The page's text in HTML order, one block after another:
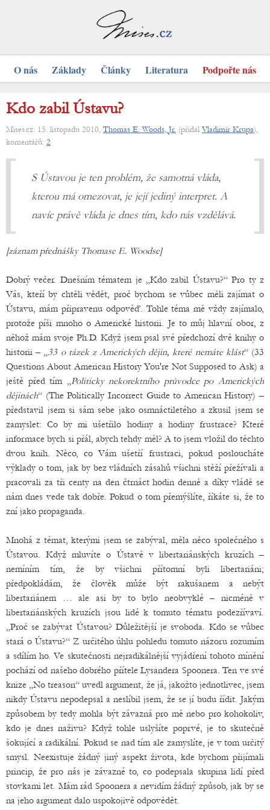
O nás Základy Články Literatura Podpořte nás
Kdo zabil Ústavu?
Mises.cz: 15. listopadu 2010, Thomas E. Woods, Jr. (přidal Vladimír Krupa),
komentářů: 2
S Ústavou je ten problém, že samotná vláda,
kterou má omezovat, je její jediný interpret. A
navíc právě vláda je dnes tím, kdo nás vzdělává.
[záznam přednášky Thomase E. Woodse]
Dobrý večer. Dnešním tématem je „Kdo zabil Ústavu?“ Pro ty z
Vás, kteří by chtěli vědět, proč bychom se vůbec měli zajímat o
Ústavu, mám připravenu odpověď. Tohle téma mě vždy zajímalo,
protože píši mnoho o Americké historii. Je to můj hlavní obor, z
něhož mám svoje Ph.D. Když jsem psal své předchozí dvě knihy o
historii – „33 o tázek z Amerických dějin, které nemáte klást“ (33
Questions About American History You're Not Supposed to Ask) a
ještě před tím „Politicky nekorektního průvodce po Amerických
dějinách“ (The Politically Incorrect Guide to American History) –
představil jsem si sám sebe jako osmnáctiletého a zkusil jsem se
zamyslet: Co by mi ušetřilo hodiny a hodiny frustrace? Které
informace bych si přál, abych tehdy měl? A to jsem vložil do těchto
dvou knih. Něco, co Vám ušetří frustraci, pokud posloucháte
výklady o tom, jak by bez vládních zásahů všichni stěží přežívali a
pracovali za tři centy na den čtrnáct hodin denně a díky vládě se
nám dnes vede tak dobře. Pokud o tom přemýšlíte, říkáte si, že to
zní jako propaganda.
Mnohá z témat, kterými jsem se zabýval, měla něco společného s
Ústavou. Když mluvíte o Ústavě v libertariánských kruzích –
nemíním tím, že by všichni přítomní byli libertariáni;
předpokládám, že člověk může být rakušanem a nebýt
libertariánem … ale asi by to bylo neobvyklé – nicméně v
libertariánských kruzích jsou lidé k tomuto tématu podezřívaví.
„Proč se zabývat Ústavou? Důležitější je svoboda. Kdo se vůbec
stará o Ústavu?“ Z určitého úhlu pohledu tomuto názoru rozumím
a sdílím ho. Ve skutečnosti nejradikálnější vyjádření tohoto mínění
pochází od našeho dobrého přítele Lysandera Spoonera. Ten ve své
knize „No treason“ uvedl argument, že já, jakožto jednotlivec, jsem
nikdy Ústavu nepodepsal a neslíbil jsem, že se jí budu řídit. Jakým
způsobem by tedy mohla být závazná pro mě nebo pro kohokoliv,
kdo je dnes naživu? Když tohle uslyšíte poprvé, je to skutečně
šokující a radikální. Pokud se nad tím ale zamyslíte, je v tom určitý
smysl. Neexistuje žádný jiný aspekt života, kde bychom přijímali
princip, že pro nás je závazné to, co podepsala skupina lidí před
stovkami let. Mám rád Spoonera a nevidím žádný způsob, jak by se
na jeho argument dalo uspokojivě odpovědět.